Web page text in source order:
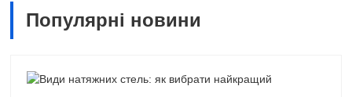
Популярні новини